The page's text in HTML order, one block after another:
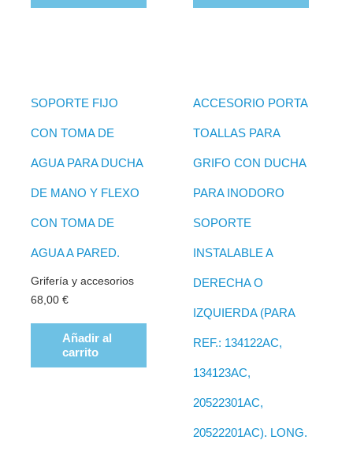
SOPORTE FIJO
CON TOMA DE
AGUA PARA DUCHA
DE MANO Y FLEXO
CON TOMA DE
AGUA A PARED.
Grifería y accesorios
68,00€
Añadir al
carrito
ACCESORIO PORTA
TOALLAS PARA
GRIFO CON DUCHA
PARA INODORO
SOPORTE
INSTALABLE A
DERECHA O
IZQUIERDA (PARA
REF.: 134122AC,
134123AC,
20522301AC,
20522201AC). LONG.